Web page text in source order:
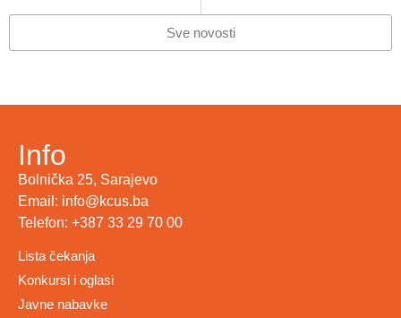
Sve novosti
Info
Bolnička 25, Sarajevo
Email: info@kcus.ba
Telefon: +387 33 29 70 00
Lista čekanja
Konkursi i oglasi
Javne nabavke